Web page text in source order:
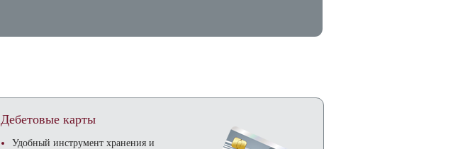
Дебетовые карты
Удобный инструмент хранения и